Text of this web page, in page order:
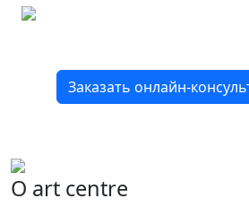
Заказать онлайн-
О art centre